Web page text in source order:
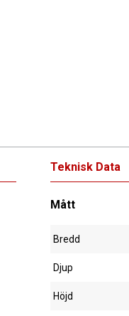
Teknisk Data
Mått
Bredd
Djup
Höjd